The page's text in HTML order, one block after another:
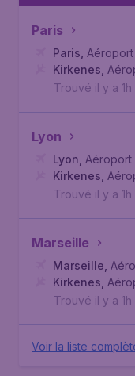
Paris
Paris Aéroport
Kirkenes
Trouvé il y a 1h
Lyon
Lyon Aéroport
Kirkenes
Trouvé il y a 1h
Marseille
Marseille
Kirkenes
Trouvé il y a 1h
Voir la liste